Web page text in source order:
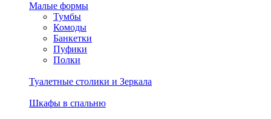
Малые формы
Тумбы
Комоды
Банкетки
Пуфики
Полки
Туалетные столики и Зеркала
Шкафы в спальню